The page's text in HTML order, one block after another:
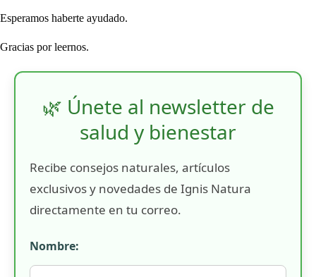
Esperamos haberte ayudado.
Gracias por leernos.
🌿 Únete al newsletter de
salud y bienestar
Recibe consejos naturales, artículos
exclusivos y novedades de Ignis Natura
directamente en tu correo.
Nombre: